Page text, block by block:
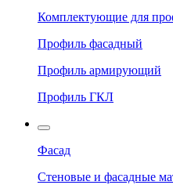
Комплектующие для
Профиль фасадный
Профиль армирующий
Профиль ГКЛ
Фасад
Стеновые и фасадные